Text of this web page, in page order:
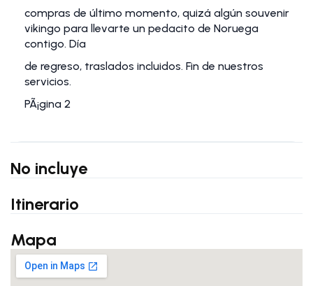
compras de último momento, quizá algún souvenir
vikingo para llevarte un pedacito de Noruega
contigo. Día
de regreso, traslados incluidos. Fin de nuestros
servicios.
PÃ¡gina 2
No incluye
Itinerario
Mapa